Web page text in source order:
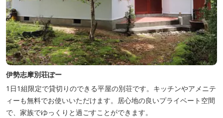
伊勢志摩別荘ぽー
1日1組限定で貸切りのできる平屋の別荘です。キッチンやアメニテ
ィーも無料でお使いいただけます。居心地の良いプライベート空間
で、家族でゆっくりと過ごすことができます。